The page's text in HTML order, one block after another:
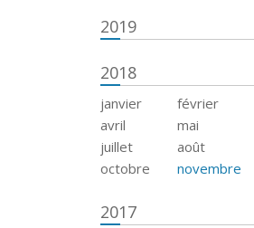
2019
2018
janvier février
avril
mai
juillet
août
octobre
novembre
2017